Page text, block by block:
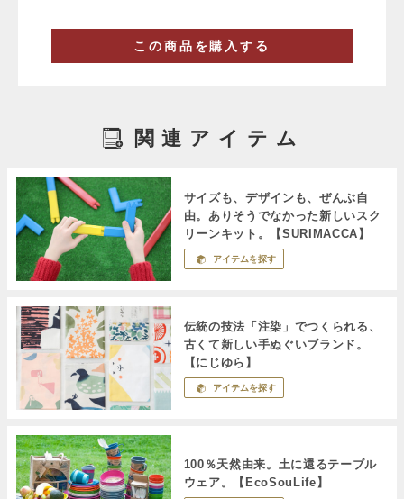
この商品を購入する
関連アイテム
サイズも、デザインも、ぜんぶ自
由。ありそうでなかった新しいスク
リーンキット。【SURIMACCA】
アイテムを探す
伝統の技法「注染」でつくられる、
古くて新しい手ぬぐいブランド。
【にじゆら】
アイテムを探す
100％天然由来。土に還るテーブル
ウェア。【EcoSouLife】